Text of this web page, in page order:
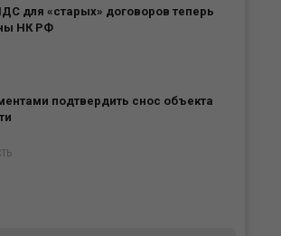
для «старых» договоров теперь
НК РФ
подтвердить снос объекта